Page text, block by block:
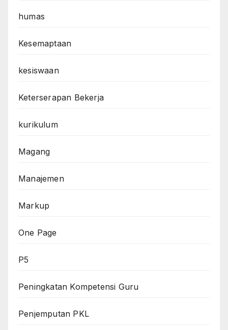
humas
Kesemaptaan
kesiswaan
Keterserapan Bekerja
kurikulum
Magang
Manajemen
Markup
One Page
P5
Peningkatan Kompetensi Guru
Penjemputan PKL